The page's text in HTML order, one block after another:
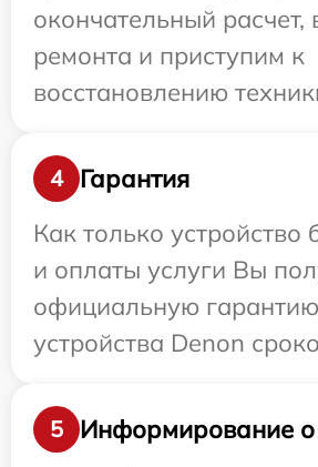
окончательный расчет,
ремонта и приступим к
восстановлению
4
Гарантия
Как только устройство
и оплаты услуги Вы
официальную
устройства Denon
5
Информирование о